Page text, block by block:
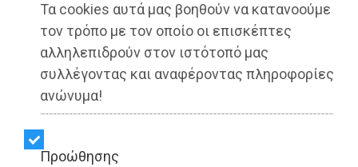
Τα cookies αυτά μας βοηθούν να κατανοούμε
τον τρόπο με τον οποίο οι επισκέπτες
αλληλεπιδρούν στον ιστότοπό μας
συλλέγοντας και αναφέροντας πληροφορίες
ανώνυμα!
Προώθησης
Dimotisnews | 05/08/2025 - 10:59
▶️ Ακούστε το κείμενο